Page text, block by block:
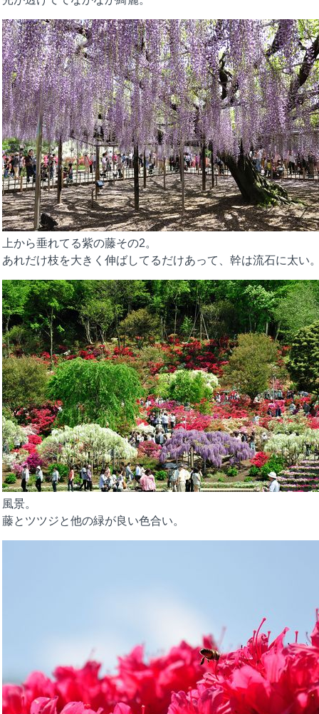
上から垂れてる紫の藤その2。
あれだけ枝を大きく伸ばしてるだけあって、幹は流石に太い
風景。
藤とツツジと他の緑が良い色合い。